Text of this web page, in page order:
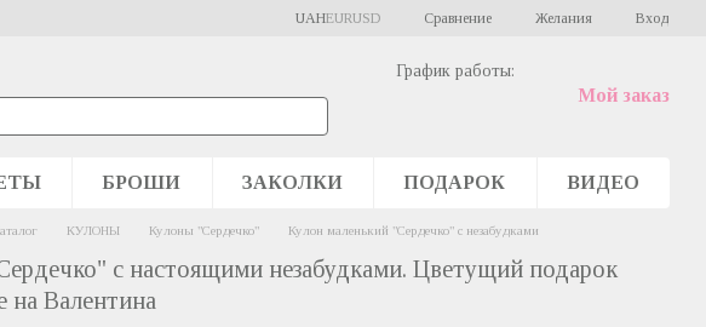
UAHEURUSD Сравнение Желания Вход
График работы:
Мой заказ
БРОШИ ЗАКОЛКИ ПОДАРОК ВИДЕО
КУЛОНЫ Кулоны "Сердечко" Кулон маленький "Сердечко" с незабудками
с настоящими незабудками. Цветущий подарок
на Валентина